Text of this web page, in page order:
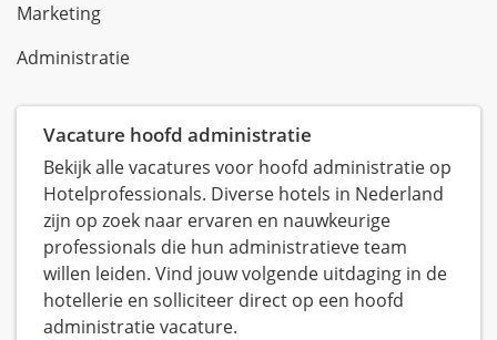
Marketing
Administratie
Vacature hoofd administratie
Bekijk alle vacatures voor hoofd administratie op
Hotelprofessionals. Diverse hotels in Nederland
zijn op zoek naar ervaren en nauwkeurige
professionals die hun administratieve team
willen leiden. Vind jouw volgende uitdaging in de
hotellerie en solliciteer direct op een hoofd
administratie vacature.